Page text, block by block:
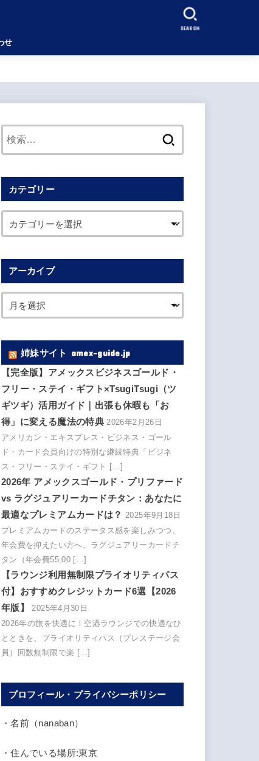
せ
SEARCH
カテゴリー
アーカイブ
姉妹サイト amex-guide.jp
【完全版】アメックスビジネスゴールド・
フリー・ステイ・ギフト×TsugiTsugi（ツ
ギツギ）活用ガイド｜出張も休暇も「お
得」に変える魔法の特典 2026年2月26日
アメリカン・エキスプレス・ビジネス・ゴール
ド・カード会員向けの特別な継続特典「ビジネ
ス・フリー・ステイ・ギフト […]
2026年 アメックスゴールド・プリファード
vs ラグジュアリーカードチタン：あなたに
最適なプレミアムカードは？ 2025年9月18日
プレミアムカードのステータス感を楽しみつつ、
年会費を抑えたい方へ。ラグジュアリーカードチ
タン（年会費55,00 […]
【ラウンジ利用無制限プライオリティパス
付】おすすめクレジットカード6選【2026
年版】
2025年4月30日
2026年の旅を快適に！空港ラウンジでの快適なひ
とときを、プライオリティパス（プレステージ会
員）回数無制限で楽 […]
プロフィール・プライバシーポリシー
・名前（nanaban）
・住んでいる場所:東京